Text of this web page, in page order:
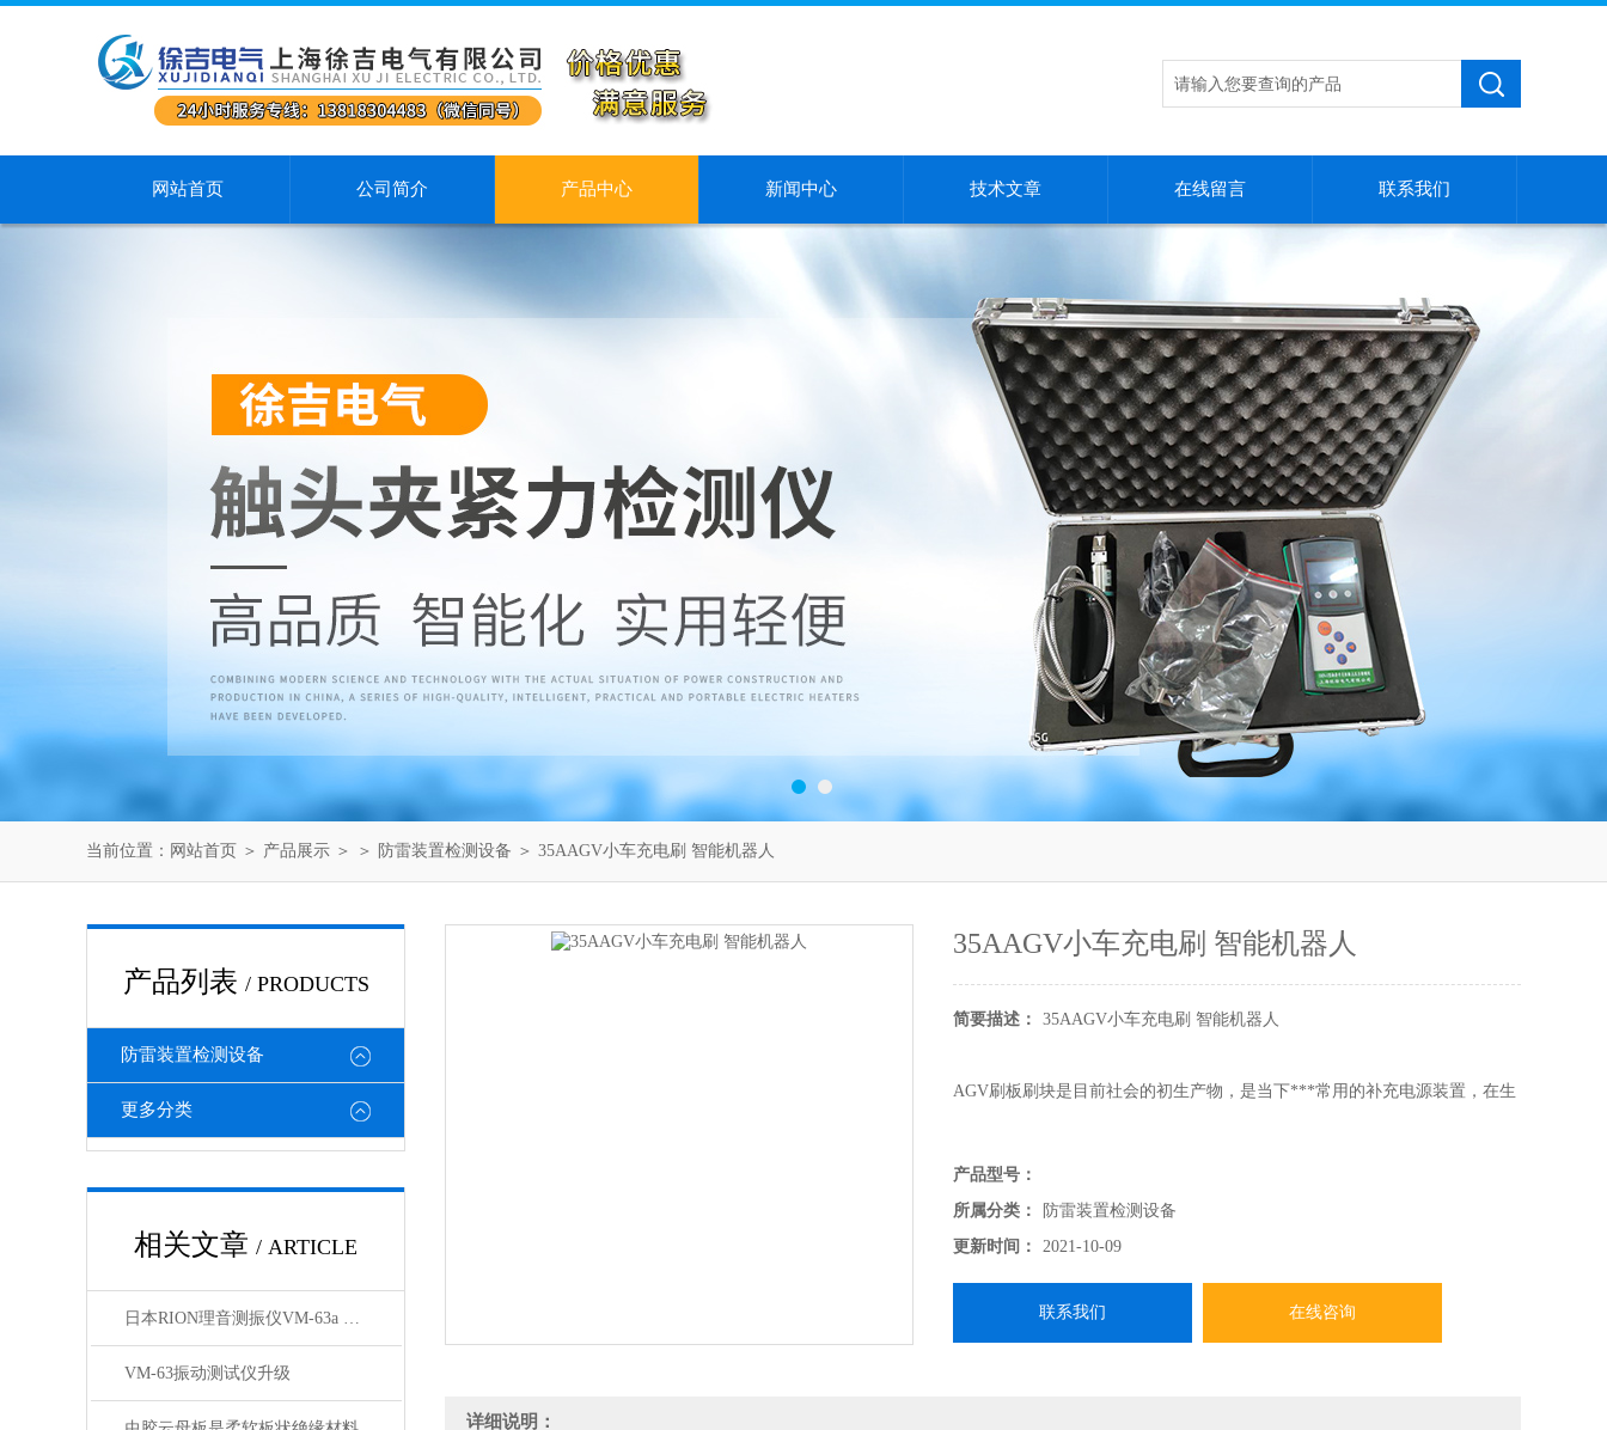
网站首页 公司简介 产品中心 新闻中心 技术文章 在线留言 联系我们
当前位置： 网站首页 ＞ 产品展示 ＞ ＞ 防雷装置检测设备 ＞ 35AAGV小车充电刷 智能机器人
产品列表 / PRODUCTS
防雷装置检测设备
更多分类
相关文章 / ARTICLE
日本RION理音测振仪VM-63a vm63a测振仪技术参数
VM-63振动测试仪升级
35AAGV小车充电刷 智能机器人
简要描述： 35AAGV小车充电刷 智能机器人
AGV刷板刷块是目前社会的初生产物，是当下***常用的补充电源装置，在生
产品型号：
所属分类：
防雷装置检测设备
更新时间：
2021-10-09
联系我们 在线咨询
详细说明：